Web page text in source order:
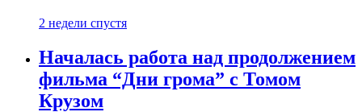
2 недели спустя
Началась работа над продолжением
фильма “Дни грома” с Томом
Крузом